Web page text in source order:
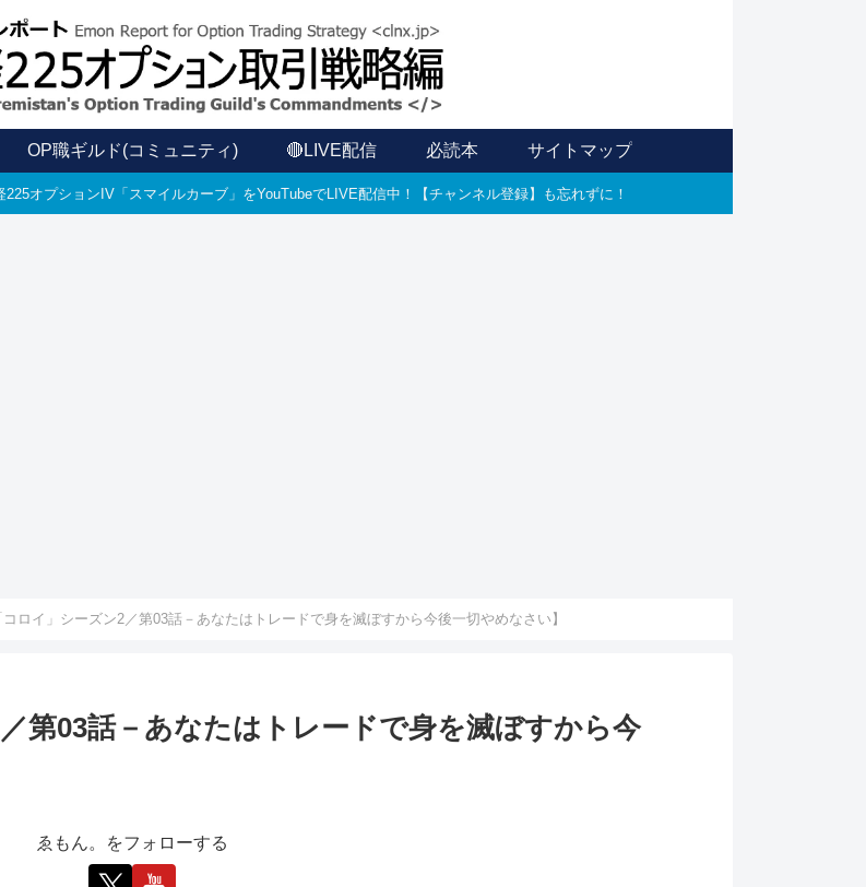
OP職ギルド(コミュニティ) 🔴LIVE配信 必読本 サイトマップ
オプションIV「スマイルカーブ」をYouTubeでLIVE配信中！【チャンネル登録】も忘れずに！
コロイ」シーズン2／第03話－あなたはトレードで身を滅ぼすから今後一切やめなさい】
第03話－あなたはトレードで身を滅ぼすから今
ゑもん。をフォローする